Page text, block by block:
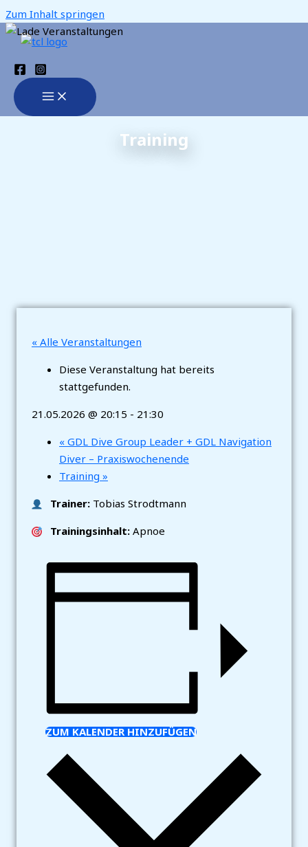
Zum Inhalt springen
Training
« Alle Veranstaltungen
Diese Veranstaltung hat bereits
stattgefunden.
21.05.2026 @ 20:15 - 21:30
« GDL Dive Group Leader + GDL Navigation
Diver – Praxiswochenende
Training »
Trainer: Tobias Strodtmann
Trainingsinhalt: Apnoe
ZUM KALENDER HINZUFÜGEN